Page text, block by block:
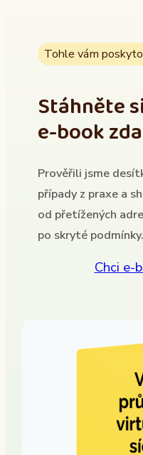
Tohle vám
Stáhněte
e-book
Prověřili jsme
případy z praxe a
od přetížených
po skryté podmínky.
Chci e-